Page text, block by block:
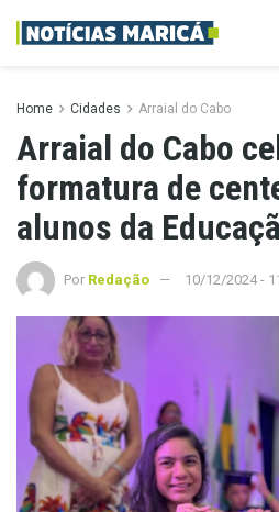
Home Cidades Arraial do Cabo
Arraial do Cabo
formatura de
alunos da
Por Redação 10/12/2024 -